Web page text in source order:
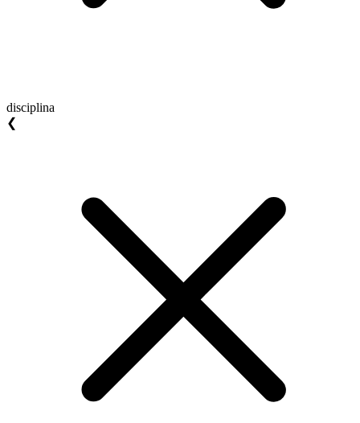
disciplina
❮